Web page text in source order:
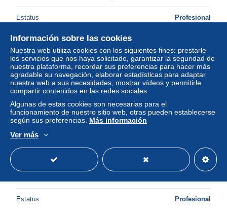
Estatus Profesional
Nuevo
Verbania Zoverallo Casa di Esercizi cartolina JK4934
Estatus Profesional
Información sobre las cookies
Nuestra web utiliza cookies con los siguientes fines: prestarle
los servicios que nos haya solicitado, garantizar la seguridad de
nuestra plataforma, recordar sus preferencias para hacer más
agradable su navegación, elaborar estadísticas para adaptar
nuestra web a sus necesidades, mostrar vídeos y permitirle
compartir contenidos en las redes sociales.
Algunas de estas cookies son necesarias para el
funcionamiento de nuestro sitio web, otras pueden establecerse
según sus preferencias. Más información
Ver más